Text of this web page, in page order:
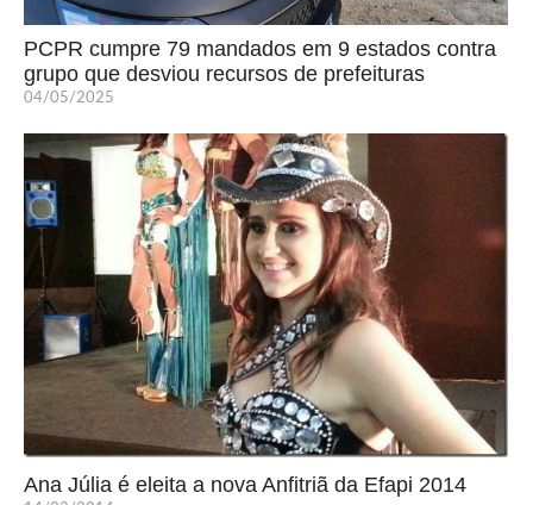
PCPR cumpre 79 mandados em 9 estados contra
grupo que desviou recursos de prefeituras
04/05/2025
Ana Júlia é eleita a nova Anfitriã da Efapi 2014